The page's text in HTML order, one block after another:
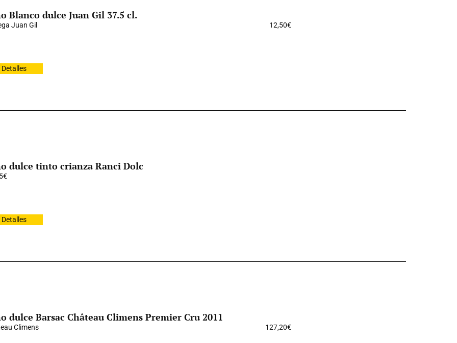
Blanco dulce Juan Gil 37.5 cl.
Juan Gil 12,50€
Detalles
dulce tinto crianza Ranci Dolc
€
Detalles
dulce Barsac Château Climens Premier Cru 2011
Climens 127,20€